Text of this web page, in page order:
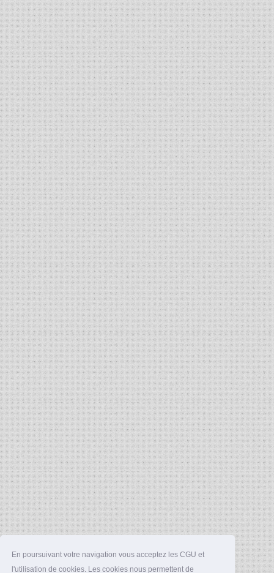
En poursuivant votre navigation vous acceptez les CGU et
l'utilisation de cookies. Les cookies nous permettent de